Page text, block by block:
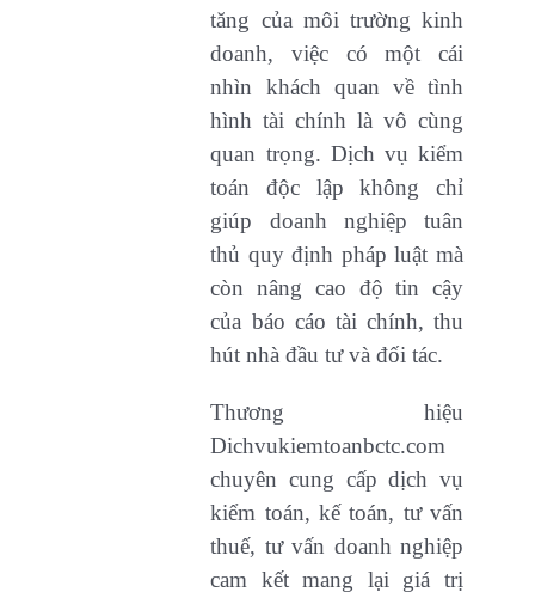
tăng của môi trường kinh
doanh, việc có một cái
nhìn khách quan về tình
hình tài chính là vô cùng
quan trọng. Dịch vụ kiểm
toán độc lập không chỉ
giúp doanh nghiệp tuân
thủ quy định pháp luật mà
còn nâng cao độ tin cậy
của báo cáo tài chính, thu
hút nhà đầu tư và đối tác.
Thương hiệu
Dichvukiemtoanbctc.com
chuyên cung cấp dịch vụ
kiểm toán, kế toán, tư vấn
thuế, tư vấn doanh nghiệp
cam kết mang lại giá trị